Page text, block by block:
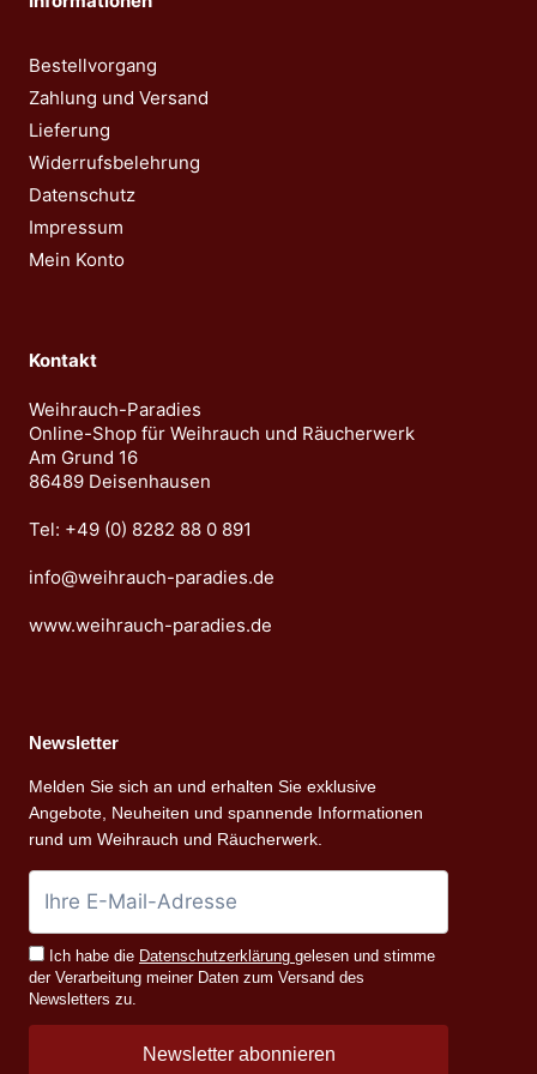
auf.
Optionen
können
auf
der
Produktseite
gewählt
werden
Bestellvorgang
Zahlung und Versand
Lieferung
Widerrufsbelehrung
Datenschutz
Impressum
Mein Konto
Kontakt
Weihrauch-Paradies
Online-Shop für Weihrauch und Räucherwerk
Am Grund 16
86489 Deisenhausen
Tel: +49 (0) 8282 88 0 891
info@weihrauch-paradies.de
www.weihrauch-paradies.de
Newsletter
Melden Sie sich an und erhalten Sie exklusive
Angebote, Neuheiten und spannende Informationen
rund um Weihrauch und Räucherwerk.
Ich habe die Datenschutzerklärung gelesen und stimme
der Verarbeitung meiner Daten zum Versand des
Newsletters zu.
Newsletter abonnieren